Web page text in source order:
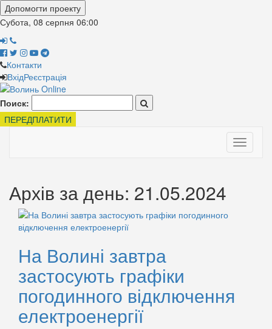
Допомогти проекту
Субота, 08 серпня 06:00
Контакти
ВхідРеєстрація
Поиск:
ПЕРЕДПЛАТИТИ
Toggle
Архів за день: 21.05.2024
На Волині завтра
застосують графіки
погодинного відключення
електроенергії